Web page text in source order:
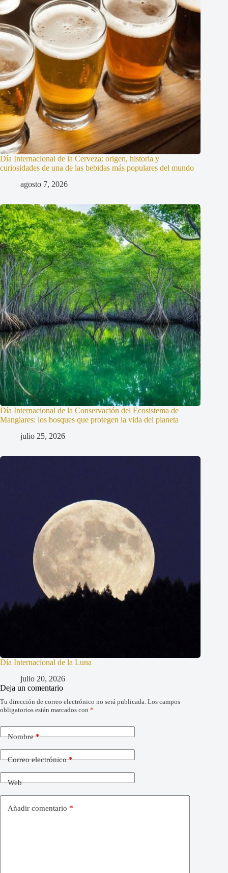
Día Internacional de la Cerveza: origen, historia y
curiosidades de una de las bebidas más populares del mundo
agosto 7, 2026
Día Internacional de la Conservación del Ecosistema de
Manglares: los bosques que protegen la vida del planeta
julio 25, 2026
Día Internacional de la Luna
julio 20, 2026
Deja un comentario
Tu dirección de correo electrónico no será publicada. Los campos
obligatorios están marcados con *
Nombre*
Correo electrónico*
Web
Añadir comentario *